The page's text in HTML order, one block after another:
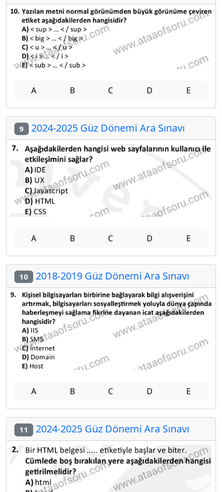
A B C D E
9 2024-2025 Güz Dönemi Ara Sınavı
A B C D E
10 2018-2019 Güz Dönemi Ara Sınavı
A B C D E
11 2024-2025 Güz Dönemi Ara Sınavı